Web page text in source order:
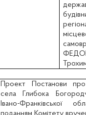
Проект Постанови
села Глибока
Івано-Франківської
поданням Комітету